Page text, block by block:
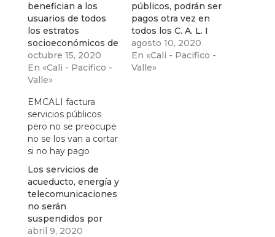
benefician a los
usuarios de todos
los estratos
socioeconómicos de
EMCALI
octubre 15, 2020
En «Cali - Pacifico -
Valle»
públicos, podrán ser
pagos otra vez en
todos los C. A. L. I
agosto 10, 2020
En «Cali - Pacifico -
Valle»
EMCALI factura
servicios públicos
pero no se preocupe
no se los van a cortar
si no hay pago
Los servicios de
acueducto, energía y
telecomunicaciones
no serán
suspendidos por
falta de pago,
abril 9, 2020